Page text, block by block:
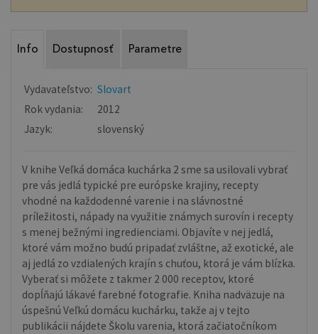
Info Dostupnosť Parametre
Vydavateľstvo: Slovart
Rok vydania:
2012
Jazyk:
slovenský
V knihe Veľká domáca kuchárka 2 sme sa usilovali vybrať
pre vás jedlá typické pre európske krajiny, recepty
vhodné na každodenné varenie i na slávnostné
príležitosti, nápady na využitie známych surovín i recepty
s menej bežnými ingredienciami. Objavíte v nej jedlá,
ktoré vám možno budú pripadať zvláštne, až exotické, ale
aj jedlá zo vzdialených krajín s chuťou, ktorá je vám blízka.
Vyberať si môžete z takmer 2 000 receptov, ktoré
dopĺňajú lákavé farebné fotografie. Kniha nadväzuje na
úspešnú Veľkú domácu kuchárku, takže aj v tejto
publikácii nájdete Školu varenia, ktorá začiatočníkom